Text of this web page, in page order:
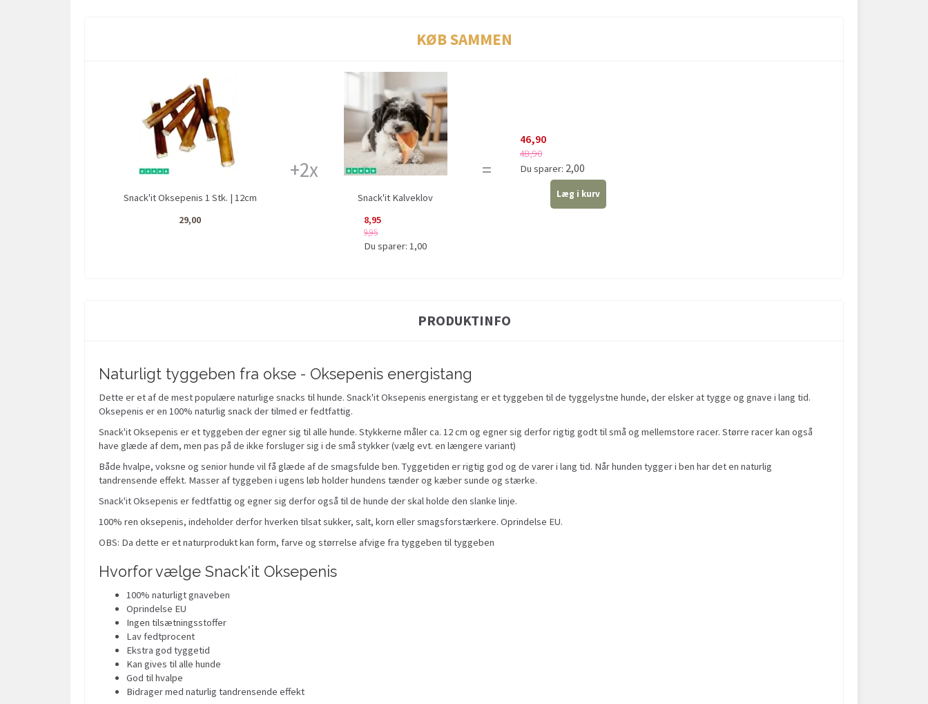
KØB SAMMEN
Snack'it Oksepenis 1 Stk. | 12cm
29,00
+2x
Snack'it Kalveklov
8,95
9,95
Du sparer:1,00
=
46,90
48,90
Du sparer: 2,00
Læg i kurv
PRODUKTINFO
Naturligt tyggeben fra okse - Oksepenis energistang
Dette er et af de mest populære naturlige snacks til hunde. Snack'it Oksepenis energistang er et tyggeben til de tyggelystne hunde, der elsker at tygge og gnave i lang tid.
Oksepenis er en 100% naturlig snack der tilmed er fedtfattig.
Snack'it Oksepenis er et tyggeben der egner sig til alle hunde. Stykkerne måler ca. 12 cm og egner sig derfor rigtig godt til små og mellemstore racer. Større racer kan også
have glæde af dem, men pas på de ikke forsluger sig i de små stykker (vælg evt. en længere variant)
Både hvalpe, voksne og senior hunde vil få glæde af de smagsfulde ben. Tyggetiden er rigtig god og de varer i lang tid. Når hunden tygger i ben har det en naturlig
tandrensende effekt. Masser af tyggeben i ugens løb holder hundens tænder og kæber sunde og stærke.
Snack'it Oksepenis er fedtfattig og egner sig derfor også til de hunde der skal holde den slanke linje.
100% ren oksepenis, indeholder derfor hverken tilsat sukker, salt, korn eller smagsforstærkere. Oprindelse EU.
OBS: Da dette er et naturprodukt kan form, farve og størrelse afvige fra tyggeben til tyggeben
Hvorfor vælge Snack'it Oksepenis
100% naturligt gnaveben
Oprindelse EU
Ingen tilsætningsstoffer
Lav fedtprocent
Ekstra god tyggetid
Kan gives til alle hunde
God til hvalpe
Bidrager med naturlig tandrensende effekt